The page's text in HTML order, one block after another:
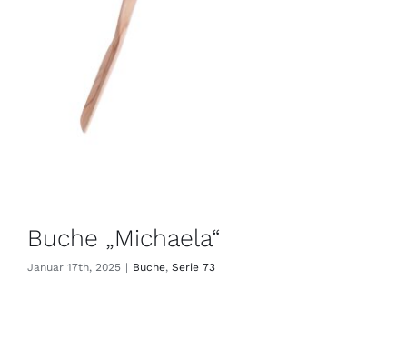
Buche „Michaela“
Januar 17th, 2025 | Buche, Serie 73